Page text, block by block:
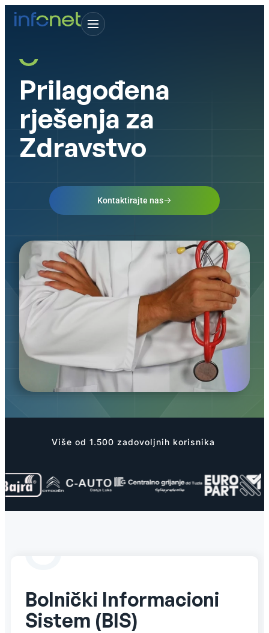
Prilagođena
rješenja za
Zdravstvo
Kontaktirajte nas
Više od 1.500 zadovoljnih korisnika
Bolnički Informacioni
Sistem (BIS)